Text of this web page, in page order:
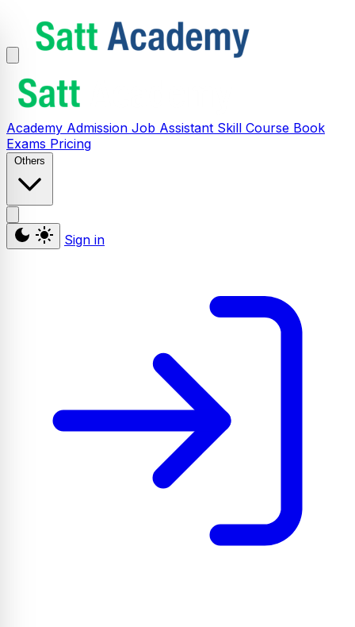
Academy Admission Job Assistant Skill Course Book
Exams Pricing
Others
Sign in